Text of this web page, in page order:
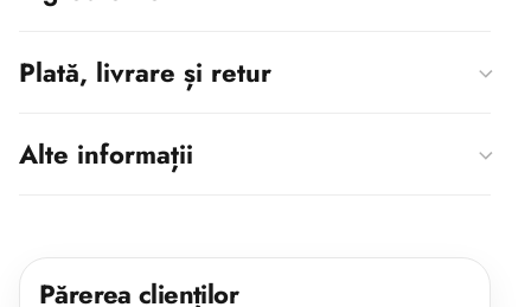
Plată, livrare și retur
Alte informații
Părerea clienților